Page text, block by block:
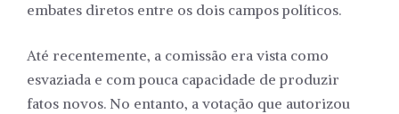
embates diretos entre os dois campos políticos.
Até recentemente, a comissão era vista como
esvaziada e com pouca capacidade de produzir
fatos novos. No entanto, a votação que autorizou